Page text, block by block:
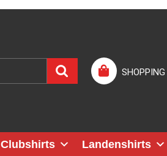
Clubshirts
Landenshirts